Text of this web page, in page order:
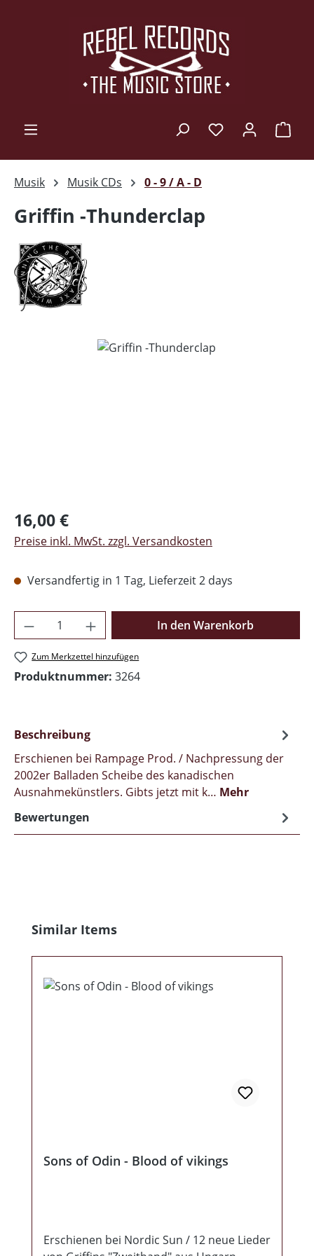
Musik Musik CDs 0 - 9 / A - D
Griffin -Thunderclap
Regulärer Preis:
16,00 €
Preise inkl. MwSt. zzgl. Versandkosten
Versandfertig in 1 Tag, Lieferzeit 2 days
Produkt Anzahl: Gib den gewünschten
In den Warenkorb
Zum Merkzettel hinzufügen
Produktnummer: 3264
Beschreibung
Erschienen bei Rampage Prod. / Nachpressung der
2002er Balladen Scheibe des kanadischen
Ausnahmekünstlers. Gibts jetzt mit k… Mehr
Bewertungen
Produktgalerie überspringen
Similar Items
Sons of Odin - Blood of vikings
Erschienen bei Nordic Sun / 12 neue Lieder